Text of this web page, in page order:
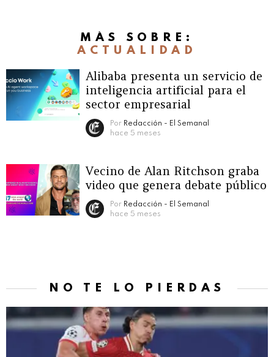
MÁS SOBRE:
ACTUALIDAD
Alibaba presenta un servicio de
inteligencia artificial para el
sector empresarial
Por Redacción - El Semanal
hace 5 meses
Vecino de Alan Ritchson graba
video que genera debate público
Por Redacción - El Semanal
hace 5 meses
NO TE LO PIERDAS